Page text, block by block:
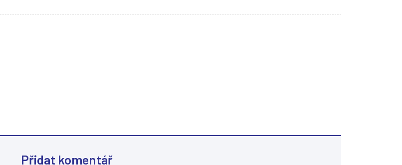
d
a
Přidat komentář